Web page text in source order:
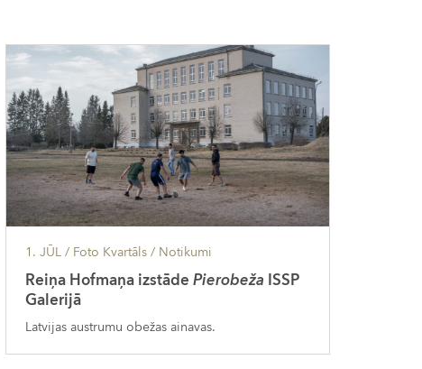
1. JŪL/ Foto Kvartāls / Notikumi
Reiņa Hofmaņa izstāde Pierobeža ISSP
Galerijā
Latvijas austrumu obežas ainavas.